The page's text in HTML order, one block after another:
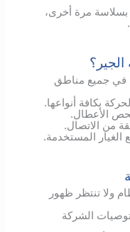
بسلاسة مرة أخرى،
في جميع مناطق
بكافة أنواعها.
الأعطال.
المستخدمة.
ولا تنتظر ظهور
الشركة